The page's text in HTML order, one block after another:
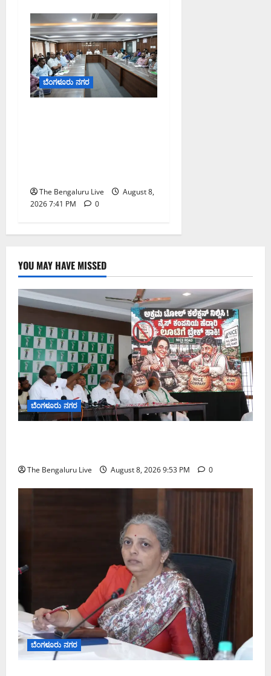
ಬೆಂಗಳೂರು ನಗರ
The Bengaluru Live
August 8,
2026 7:41 PM
0
YOU MAY HAVE MISSED
ಬೆಂಗಳೂರು ನಗರ
The Bengaluru Live August 8, 2026 9:53 PM 0
ಬೆಂಗಳೂರು ನಗರ